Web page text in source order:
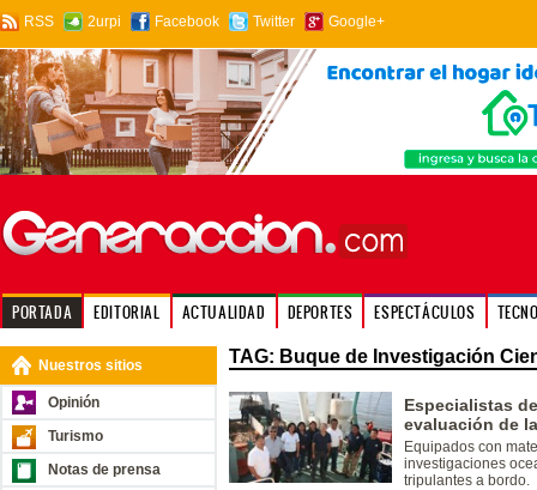
RSS 2urpi Facebook Twitter Google+
PORTADA EDITORIAL ACTUALIDAD DEPORTES ESPECTÁCULOS
Nuestros sitios
Opinión
Turismo
Notas de prensa
TAG: Buque de Investigación
Especialistas
evaluación de
Equipados con
investigaciones
tripulantes a bordo.